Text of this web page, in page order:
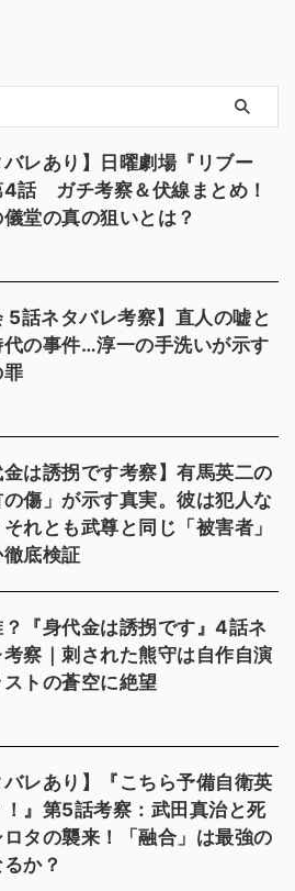
バレあり】日曜劇場『リブー
4話 ガチ考察＆伏線まとめ！
堂の真の狙いとは？
5話ネタバレ考察】直人の嘘と
の事件…淳一の手洗いが示す
罪
金は誘拐です考察】有馬英二の
の傷」が示す真実。彼は犯人な
れとも武尊と同じ「被害者」
底検証
『身代金は誘拐です』4話ネ
察｜刺された熊守は自作自演
トの蒼空に絶望
バレあり】『こちら予備自衛英
』第5話考察：武田真治と死
タの襲来！「融合」は最強の
か？